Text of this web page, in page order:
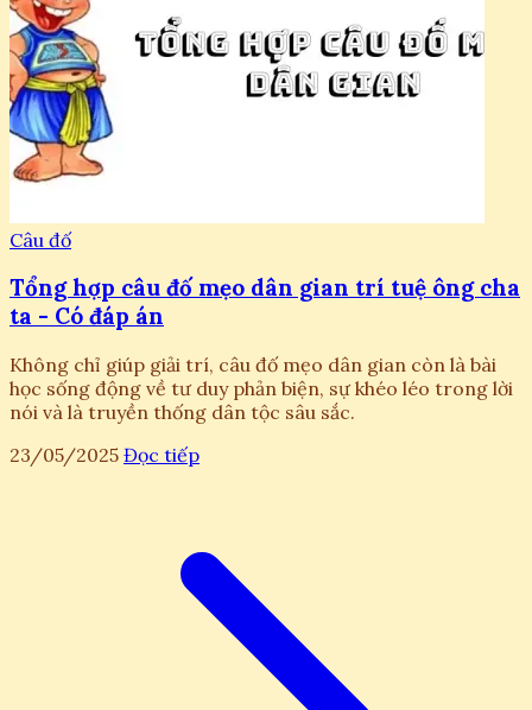
Câu đố
Tổng hợp câu đố mẹo dân gian trí tuệ ông cha
ta - Có đáp án
Không chỉ giúp giải trí, câu đố mẹo dân gian còn là bài
học sống động về tư duy phản biện, sự khéo léo trong lời
nói và là truyền thống dân tộc sâu sắc.
23/05/2025 Đọc tiếp